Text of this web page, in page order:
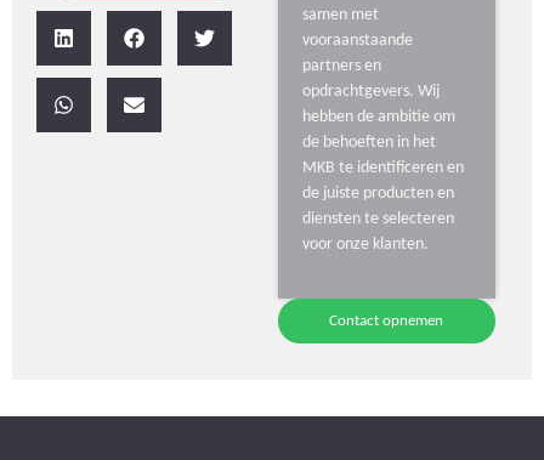
samen met
vooraanstaande
partners en
opdrachtgevers. Wij
hebben de ambitie om
de behoeften in het
MKB te identificeren en
de juiste producten en
diensten te selecteren
voor onze klanten.
Contact opnemen